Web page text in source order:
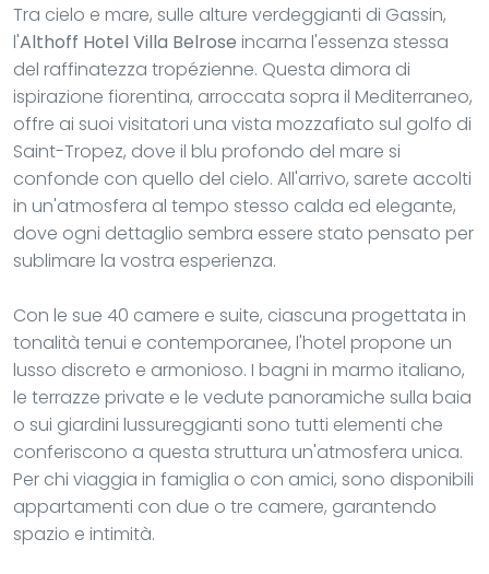
Tra cielo e mare, sulle alture verdeggianti di Gassin,
l'Althoff Hotel Villa Belrose incarna l'essenza stessa
del raffinatezza tropézienne. Questa dimora di
ispirazione fiorentina, arroccata sopra il Mediterraneo,
offre ai suoi visitatori una vista mozzafiato sul golfo di
Saint-Tropez, dove il blu profondo del mare si
confonde con quello del cielo. All'arrivo, sarete accolti
in un'atmosfera al tempo stesso calda ed elegante,
dove ogni dettaglio sembra essere stato pensato per
sublimare la vostra esperienza.
Con le sue 40 camere e suite, ciascuna progettata in
tonalità tenui e contemporanee, l'hotel propone un
lusso discreto e armonioso. I bagni in marmo italiano,
le terrazze private e le vedute panoramiche sulla baia
o sui giardini lussureggianti sono tutti elementi che
conferiscono a questa struttura un'atmosfera unica.
Per chi viaggia in famiglia o con amici, sono disponibili
appartamenti con due o tre camere, garantendo
spazio e intimità.